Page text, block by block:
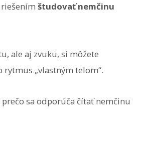
študovať nemčinu
ale aj zvuku, si môžete
„vlastným telom“.
sa odporúča čítať nemčinu